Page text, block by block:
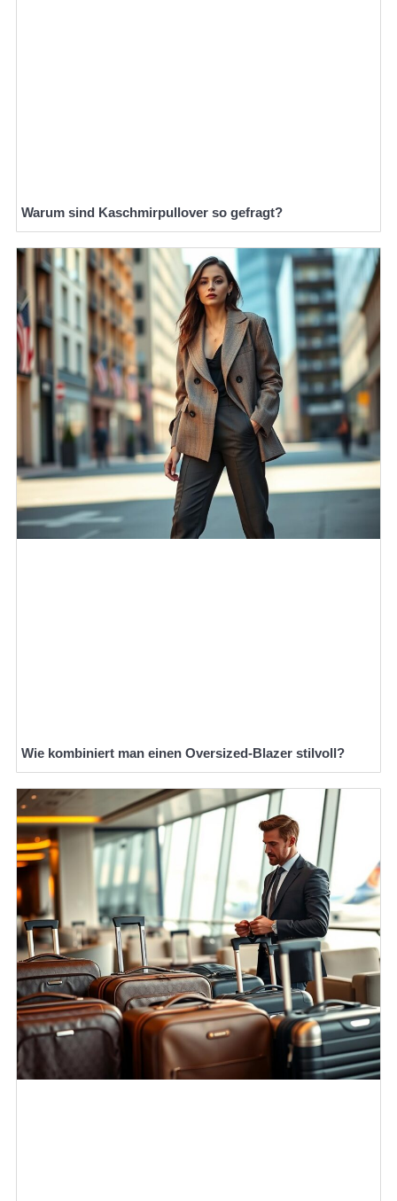
Warum sind Kaschmirpullover so gefragt?
Wie kombiniert man einen Oversized-Blazer stilvoll?